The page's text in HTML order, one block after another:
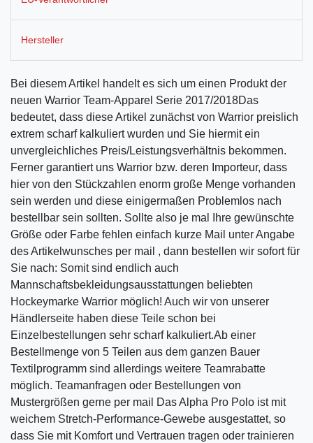
Hersteller
Bei diesem Artikel handelt es sich um einen Produkt der
neuen Warrior Team-Apparel Serie 2017/2018Das
bedeutet, dass diese Artikel zunächst von Warrior preislich
extrem scharf kalkuliert wurden und Sie hiermit ein
unvergleichliches Preis/Leistungsverhältnis bekommen.
Ferner garantiert uns Warrior bzw. deren Importeur, dass
hier von den Stückzahlen enorm große Menge vorhanden
sein werden und diese einigermaßen Problemlos nach
bestellbar sein sollten. Sollte also je mal Ihre gewünschte
Größe oder Farbe fehlen einfach kurze Mail unter Angabe
des Artikelwunsches per mail , dann bestellen wir sofort für
Sie nach: Somit sind endlich auch
Mannschaftsbekleidungsausstattungen beliebten
Hockeymarke Warrior möglich! Auch wir von unserer
Händlerseite haben diese Teile schon bei
Einzelbestellungen sehr scharf kalkuliert.Ab einer
Bestellmenge von 5 Teilen aus dem ganzen Bauer
Textilprogramm sind allerdings weitere Teamrabatte
möglich. Teamanfragen oder Bestellungen von
Mustergrößen gerne per mail Das Alpha Pro Polo ist mit
weichem Stretch-Performance-Gewebe ausgestattet, so
dass Sie mit Komfort und Vertrauen tragen oder trainieren